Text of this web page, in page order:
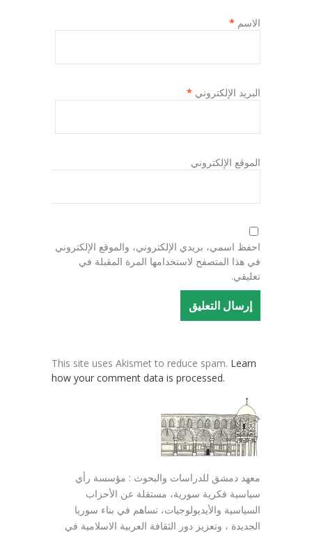
الاسم *
البريد الإلكتروني *
الموقع الإلكتروني
احفظ اسمي، بريدي الإلكتروني، والموقع الإلكتروني
في هذا المتصفح لاستخدامها المرة المقبلة في
تعليقي.
This site uses Akismet to reduce spam. Learn
how your comment data is processed.
معهد دمشق للدراسات والبحوث : مؤسسة رأي
سياسية فكرية سورية، مستقلة عن الأحزاب
السياسية والأيديولوجيات، تساهم في بناء سوريا
الجديدة ، وتعزيز دور الثقافة العربية الاسلامية في